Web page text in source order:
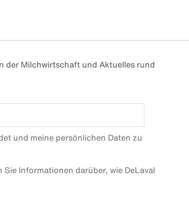
der Milchwirtschaft und Aktuelles rund
und meine persönlichen Daten zu
Sie Informationen darüber, wie DeLaval